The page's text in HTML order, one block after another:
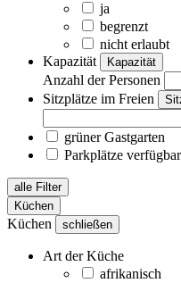
ja
begrenzt
nicht erlaubt
Kapazität
Kapazität
Anzahl der Personen
Sitzplätze im Freien
grüner Gastgarten
Parkplätze verfügbar
alle Filter
Küchen
Küchen schließen
Art der Küche
afrikanisch